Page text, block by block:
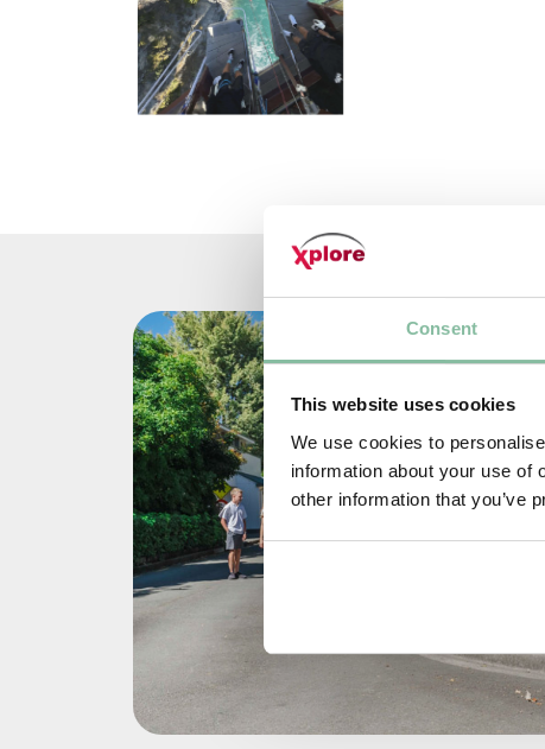
Consent
This website uses cookies
We use cookies to
information about your use of
other information that you’ve